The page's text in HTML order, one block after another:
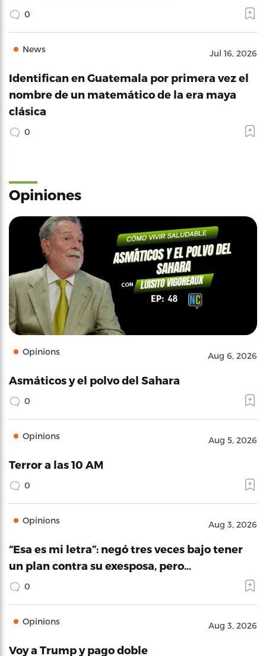
0
News Jul 16, 2026
Identifican en Guatemala por primera vez el
nombre de un matemático de la era maya
clásica
0
Opiniones
Opinions Aug 6, 2026
Asmáticos y el polvo del Sahara
0
Opinions Aug 5, 2026
Terror a las 10 AM
0
Opinions Aug 3, 2026
“Esa es mi letra”: negó tres veces bajo tener
un plan contra su exesposa, pero…
0
Opinions Aug 3, 2026
Voy a Trump y pago doble